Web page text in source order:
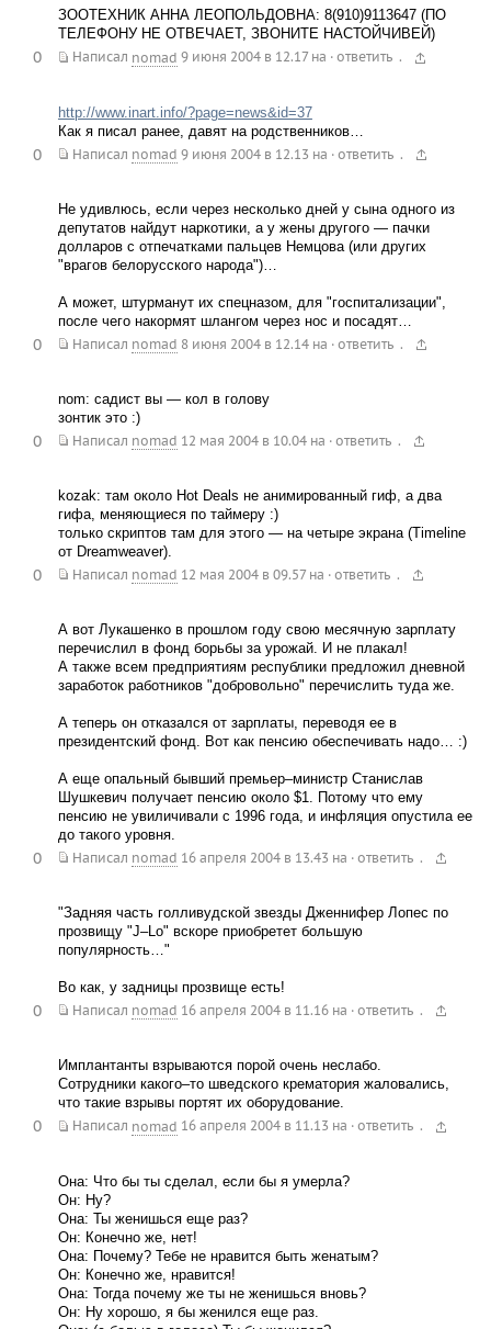
ЗООТЕХНИК АННА ЛЕОПОЛЬДОВНА: 8(910)9113647 (ПО
ТЕЛЕФОНУ НЕ ОТВЕЧАЕТ, ЗВОНИТЕ НАСТОЙЧИВЕЙ)
Написал nomad 9 июня 2004 в 12.17на · ответить .
0
http://www.inart.info/?page=news&id=37
Как я писал ранее, давят на родственников…
Написал nomad 9 июня 2004 в 12.13 на · ответить .
0
Не удивлюсь, если через несколько дней у сына одного из
депутатов найдут наркотики, а у жены другого — пачки
долларов с отпечатками пальцев Немцова (или других
"врагов белорусского народа")…
А может, штурманут их спецназом, для "госпитализации",
после чего накормят шлангом через нос и посадят…
Написал nomad 8 июня 2004 в 12.14на · ответить .
0
nom: садист вы — кол в голову
зонтик это :)
Написал nomad 12 мая 2004 в 10.04на · ответить .
0
kozak: там около Hot Deals не анимированный гиф, а два
гифа, меняющиеся по таймеру :)
только скриптов там для этого — на четыре экрана (Timeline
от Dreamweaver).
Написал nomad 12 мая 2004 в 09.57на · ответить .
0
А вот Лукашенко в прошлом году свою месячную зарплату
перечислил в фонд борьбы за урожай. И не плакал!
А также всем предприятиям республики предложил дневной
заработок работников "добровольно" перечислить туда же.
А теперь он отказался от зарплаты, переводя ее в
президентский фонд. Вот как пенсию обеспечивать надо… :)
А еще опальный бывший премьер–министр Станислав
Шушкевич получает пенсию около $1. Потому что ему
пенсию не увиличивали с 1996 года, и инфляция опустила ее
до такого уровня.
Написал nomad 16 апреля 2004 в 13.43 на · ответить .
0
"Задняя часть голливудской звезды Дженнифер Лопес по
прозвищу "J–Lo" вскоре приобретет большую
популярность…"
Во как, у задницы прозвище есть!
Написал nomad 16 апреля 2004 в 11.16на · ответить .
0
Имплантанты взрываются порой очень неслабо.
Сотрудники какого–то шведского крематория жаловались,
что такие взрывы портят их оборудование.
Написал nomad 16 апреля 2004 в 11.13 на · ответить .
0
Она: Что бы ты сделал, если бы я умерла?
Он: Ну?
Она: Ты женишься еще раз?
Он: Конечно же, нет!
Она: Почему? Тебе не нравится быть женатым?
Он: Конечно же, нравится!
Она: Тогда почему же ты не женишься вновь?
Он: Ну хорошо, я бы женился еще раз.